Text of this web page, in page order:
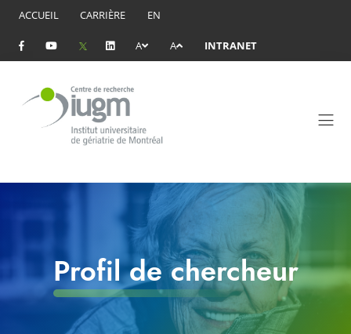
ACCUEIL CARRIÈRE EN
A A INTRANET
Profil de chercheur